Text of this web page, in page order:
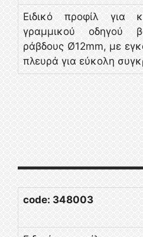
Ειδικό προφίλ για
γραμμικού οδηγού
ράβδους Ø12mm, με
πλευρά για εύκολη
code: 348003